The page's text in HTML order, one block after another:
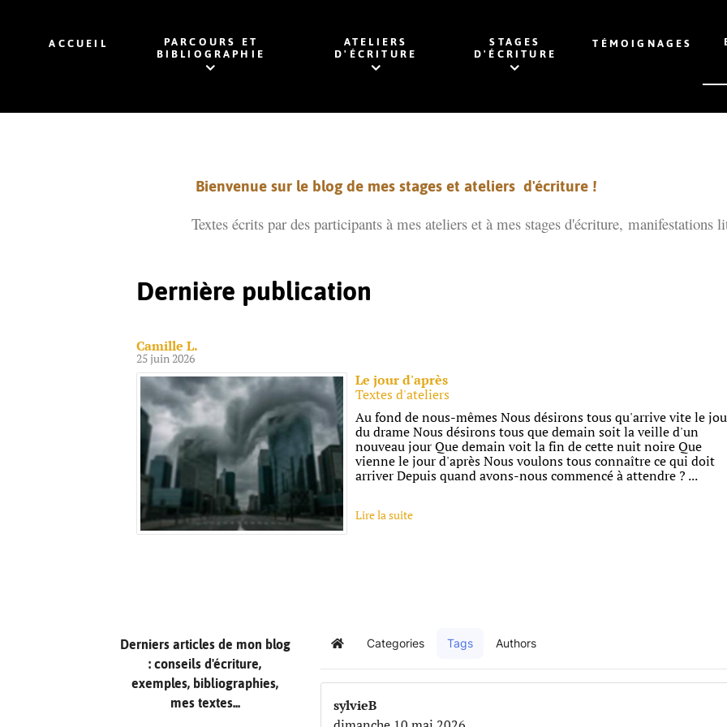
ACCUEIL
PARCOURS ET
BIBLIOGRAPHIE
ATELIERS
D'ÉCRITURE
STAGES
D'ÉCRITURE
TÉMOIGNAGES
Bienvenue sur le blog de mes stages et ateliers d'écriture !
Textes écrits par des participants à mes ateliers et à mes stages d'écriture, manifestations
Dernière publication
Camille L.
25 juin 2026
Le jour d'après
Textes d'ateliers
Au fond de nous-mêmes Nous désirons tous qu'arrive vite le
du drame Nous désirons tous que demain soit la veille d'un
nouveau jour Que demain voit la fin de cette nuit noire Que
vienne le jour d'après Nous voulons tous connaître ce qui doit
arriver Depuis quand avons-nous commencé à attendre ? ...
Lire la suite
Derniers articles de mon blog
: conseils d'écriture,
exemples, bibliographies,
mes textes...
Home Categories Tags Authors
sylvieB